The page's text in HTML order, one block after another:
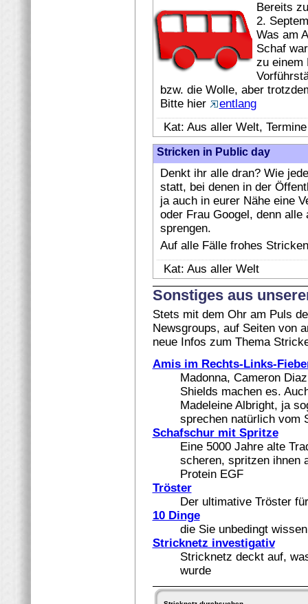
Bereits
2.
Was am
Schaf
zu einem
bzw. die Wolle, aber
Bitte hier
entlang
Kat: Aus aller Welt, Termine
Stricken in Public day
Denkt ihr alle dran? Wie
statt, bei denen in der
ja auch in eurer Nähe eine
oder Frau Googel, denn alle
sprengen.
Auf alle Fälle frohes
Kat: Aus aller Welt
Sonstiges aus
Stets mit dem Ohr am Puls
Newsgroups, auf Seiten von
neue Infos zum Thema
Amis im Rechts-Links-
Madonna, Cameron
Shields machen es.
Madeleine Albright, ja
sprechen natürlich vom
Schafschur mit Spritze
Eine 5000 Jahre alte
scheren, spritzen ihnen
Protein EGF
Tröster
Der ultimative Tröster
10 Dinge
die Sie unbedingt
Stricknetz investigativ
Stricknetz deckt auf,
wurde